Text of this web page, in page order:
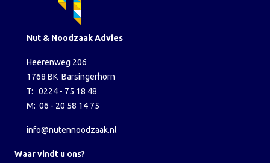
Nut & Noodzaak Advies
Heerenweg 206
1768 BK Barsingerhorn
T: 0224 - 75 18 48
M: 06 - 20 58 14 75
info@nutennoodzaak.nl
Waar vindt u ons?